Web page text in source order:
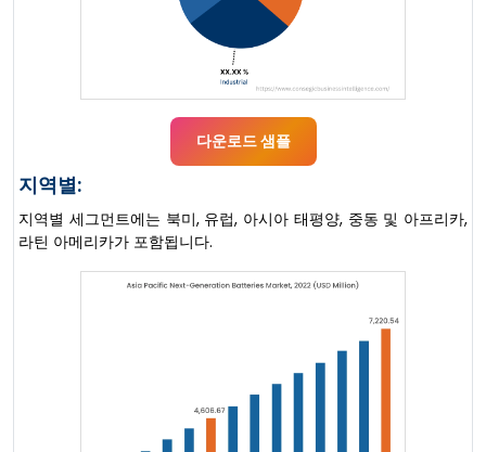
다운로드 샘플
지역별:
지역별 세그먼트에는 북미, 유럽, 아시아 태평양, 중동 및 아프리카,
라틴 아메리카가 포함됩니다.